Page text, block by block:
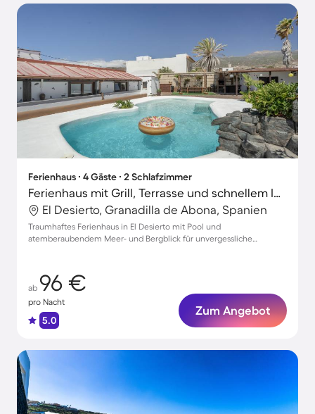
Ferienhaus ∙ 4 Gäste ∙ 2 Schlafzimmer
Ferienhaus mit Grill, Terrasse und schnellem Internet | Meerblick
El Desierto, Granadilla de Abona, Spanien
Traumhaftes Ferienhaus in El Desierto mit Pool und
atemberaubendem Meer- und Bergblick für unvergessliche
ab 96 €
pro Nacht
5.0
Zum Angebot